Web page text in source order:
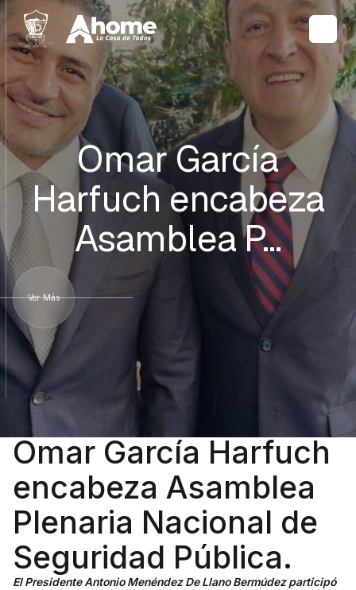
Omar García
Harfuch encabeza
Asamblea P…
Ver Más
Omar García Harfuch
encabeza Asamblea
Plenaria Nacional de
Seguridad Pública.
El Presidente Antonio Menéndez De Llano Bermúdez participó